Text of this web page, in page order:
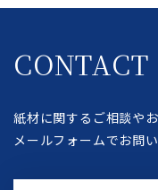
CONTACT
紙材に関するご相談や
メールフォームでお問